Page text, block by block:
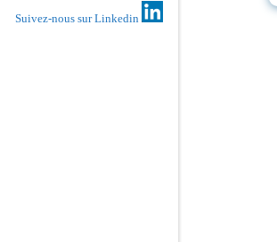
Suivez-nous sur Linkedin